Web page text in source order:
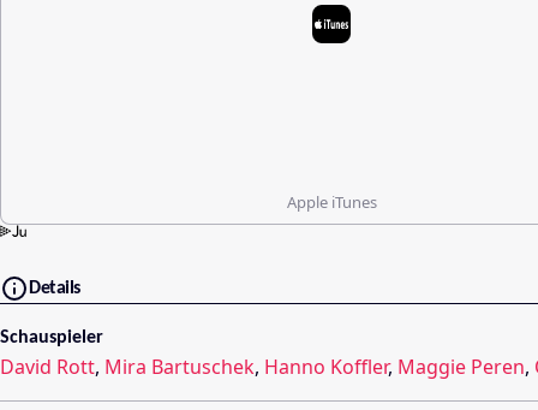
Apple iTunes
Details
Schauspieler
David Rott, Mira Bartuschek, Hanno Koffler, Maggie Peren,